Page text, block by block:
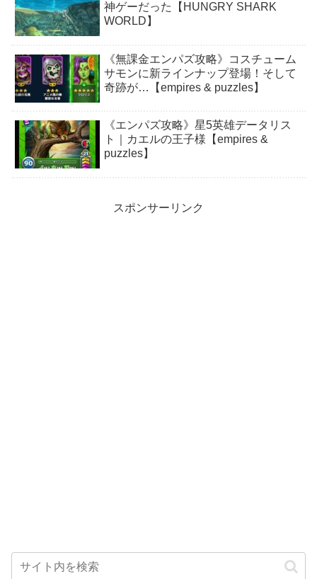
神ゲーだった【HUNGRY SHARK
WORLD】
《無課金エンパズ攻略》コスチューム
サモンに新ラインナップ登場！そして
奇跡が…【empires & puzzles】
《エンパズ攻略》星5英雄データリス
ト｜カエルの王子様【empires &
puzzles】
スポンサーリンク